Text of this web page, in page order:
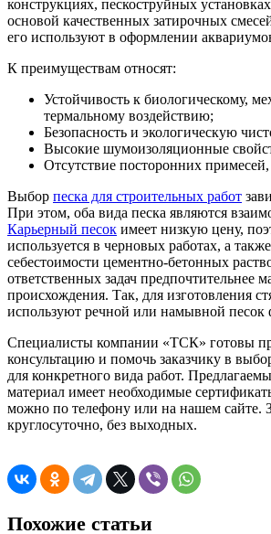
конструкциях, пескоструйных
основой качественных затирочных
его используют в оформлении
К преимуществам относят:
Устойчивость к биологическому,
термальному воздействию;
Безопасность и экологическую
Высокие шумоизоляционные
Отсутствие посторонних
Выбор песка для строительных работ
При этом, оба вида песка являются
Карьерный песок имеет низкую цену,
используется в черновых работах, а
себестоимости цементно-бетонных
ответственных задач предпочтительнее
происхождения. Так, для изготовления
используют речной или намывной
Специалисты компании «ТСК» готовы
консультацию и помочь заказчику в
для конкретного вида работ.
материал имеет необходимые
можно по телефону или на нашем сайте.
круглосуточно, без выходных.
Похожие статьи